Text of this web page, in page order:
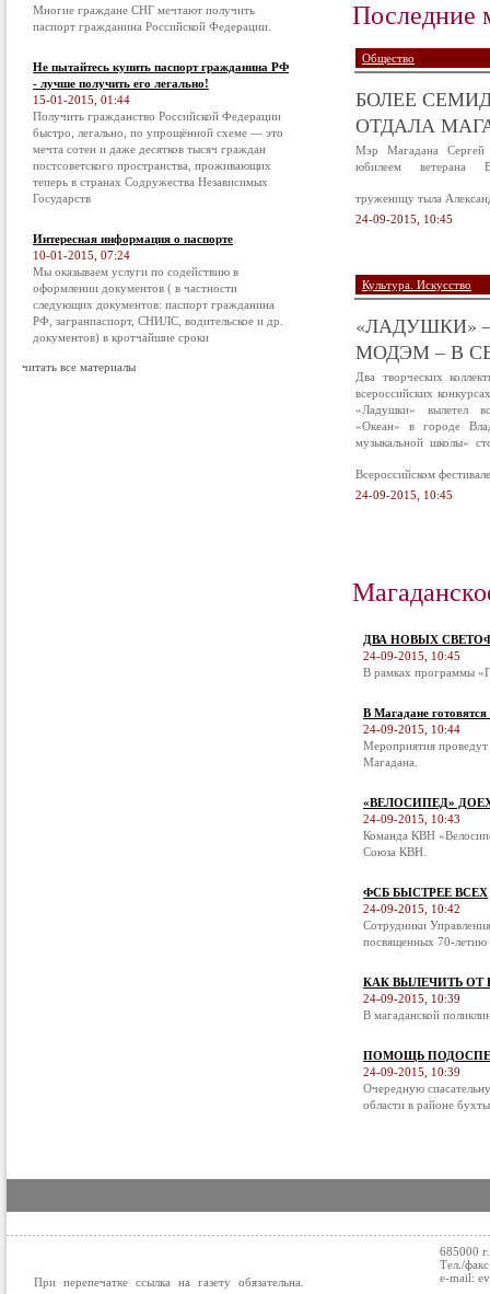
Многие граждане СНГ мечтают получить
паспорт гражданина Российской Федерации.
Не пытайтесь купить паспорт гражданина РФ
- лучше получить его легально!
15-01-2015, 01:44
Получить гражданство Российской Федерации
быстро, легально, по упрощённой схеме — это
мечта сотен и даже десятков тысяч граждан
постсоветского пространства, проживающих
теперь в странах Содружества Независимых
Государств
Интересная информация о паспорте
10-01-2015, 07:24
Мы оказываем услуги по содействию в
оформлении документов ( в частности
следующих документов: паспорт гражданина
РФ, загранпаспорт, СНИЛС, водительское и др.
документов) в кротчайшие сроки
читать все материалы
Последние
Общество
БОЛЕЕ
ОТДАЛА
Мэр Магадана Сергей
юбилеем ветерана
труженицу тыла
24-09-2015, 10:45
Культура. Искусство
«ЛАДУШКИ»
МОДЭМ – В
Два творческих
всероссийских
«Ладушки» вылетел
«Океан» в городе
музыкальной школы»
Всероссийском
24-09-2015, 10:45
ДВА НОВЫХ
24-09-2015, 10:45
В рамках программы
В Магадане
24-09-2015, 10:44
Мероприятия
Магадана.
«ВЕЛОСИПЕД»
24-09-2015, 10:43
Команда КВН
Союза КВН.
ФСБ БЫСТРЕЕ ВСЕХ
24-09-2015, 10:42
Сотрудники
посвященных 70-летию
КАК ВЫЛЕЧИТЬ ОТ
24-09-2015, 10:39
В магаданской
ПОМОЩЬ
24-09-2015, 10:39
Очередную
области в районе
При перепечатке ссылка на газету обязательна.
685000
Тел./
e-mail: